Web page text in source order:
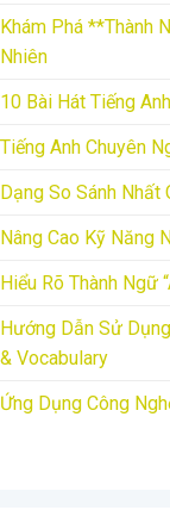
Khám Phá **Thành
Nhiên
10 Bài Hát Tiếng
Tiếng Anh Chuyên
Dạng So Sánh Nhất
Nâng Cao Kỹ Năng
Hiểu Rõ Thành Ngữ
Hướng Dẫn Sử
& Vocabulary
Ứng Dụng Công